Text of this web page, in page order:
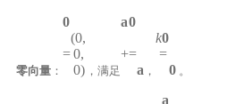
零向量：
0
=
(0,
0,
0) ，满足
a
+
0
=
a，
k0
=
0 。
a